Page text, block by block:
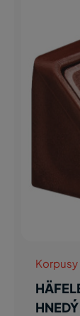
Korpusy
HNEDÝ